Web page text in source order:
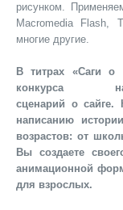
рисунком.
Macromedia Flash,
многие другие.
В титрах «Саги
конкурса
сценарий осайге.
написанию
возрастов: от
Вы создаете
анимационной
для взрослых.